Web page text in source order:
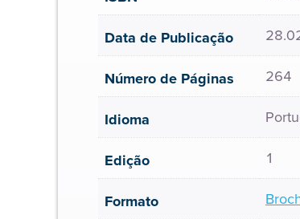
Data de Publicação
Número de Páginas 264
Idioma
Edição 1
Formato